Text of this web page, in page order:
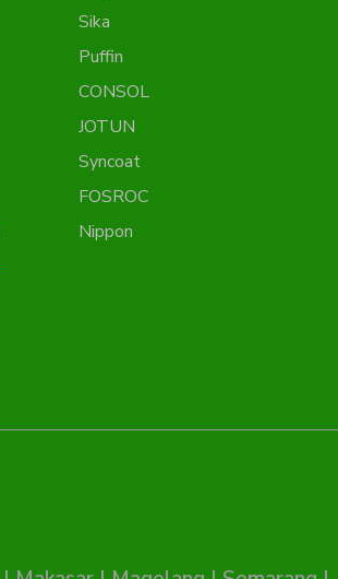
Sika
Puffin
CONSOL
JOTUN
Syncoat
FOSROC
Nippon